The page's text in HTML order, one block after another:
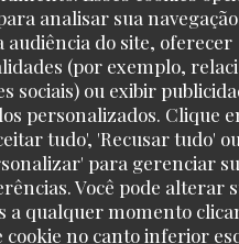
analisar sua
audiência do site, oferecer
(por exemplo,
sociais) ou exibir
personalizados. Clique
tudo', 'Recusar tudo'
para gerenciar
Você pode alterar
a qualquer momento
cookie no canto inferior
PARIS((abre numa nova janela))